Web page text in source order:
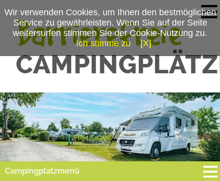
Campingplatzmenü
Wir verwenden Cookies, um Ihnen den bestmöglichen
Service zu gewährleisten. Wenn Sie auf der Seite
weitersurfen stimmen Sie der Cookie-Nutzung zu.
Ich stimme zu
[X]